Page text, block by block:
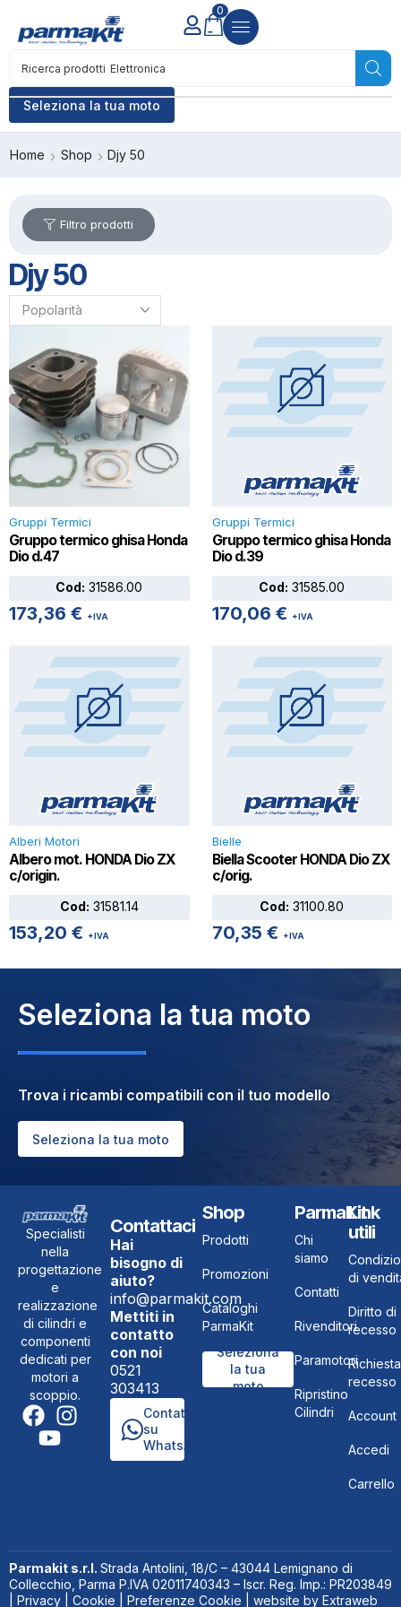
Seleziona la tua moto
Ricerca prodotti Elettronica
0
Home Shop Djy 50
Filtro prodotti
Djy 50
Gruppi Termici
Gruppo termico ghisa Honda
Dio d.47
Cod: 31586.00
173,36 € +IVA
Gruppi Termici
Gruppo termico ghisa Honda
Dio d.39
Cod: 31585.00
170,06 € +IVA
Alberi Motori
Albero mot. HONDA Dio ZX
c/origin.
Cod: 31581.14
153,20 € +IVA
Bielle
Biella Scooter HONDA Dio ZX
c/orig.
Cod: 31100.80
70,35 € +IVA
Seleziona la tua moto
Trova i ricambi compatibili con il tuo modello
Seleziona la tua moto
Specialisti
nella
progettazione
e
realizzazione
di cilindri e
componenti
dedicati per
motori a
scoppio.
Contattaci
Hai
bisogno di
aiuto?
info@parmakit.com
Mettiti in
contatto
con noi
0521
303413
Contattaci
su
WhatsApp
Shop
Prodotti
Promozioni
Cataloghi
ParmaKit
Seleziona
la tua
moto
ParmaKit
Chi
siamo
Contatti
Rivenditori
Paramotori
Ripristino
Cilindri
Link
utili
di
Diritto di
recesso
Richiesta
recesso
Account
Accedi
Carrello
Parmakit s.r.l. Strada Antolini, 18/C – 43044 Lemignano di
Collecchio, Parma P.IVA 02011740343 – Iscr. Reg. Imp.: PR203849
Privacy Cookie Preferenze Cookie | website by Extraweb